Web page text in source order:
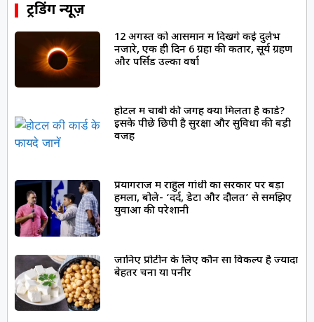
ट्रेंडिंग न्यूज़
12 अगस्त को आसमान में दिखेंगे कई दुर्लभ
नजारे, एक ही दिन 6 ग्रहों की कतार, सूर्य ग्रहण
और पर्सिड उल्का वर्षा
होटल में चाबी की जगह क्यों मिलता है कार्ड?
इसके पीछे छिपी है सुरक्षा और सुविधा की बड़ी
वजह
प्रयागराज में राहुल गांधी का सरकार पर बड़ा
हमला, बोले- ‘दर्द, डेटा और दौलत’ से समझिए
युवाओं की परेशानी
जानिए प्रोटीन के लिए कौन सा विकल्प है ज्यादा
बेहतर चना या पनीर